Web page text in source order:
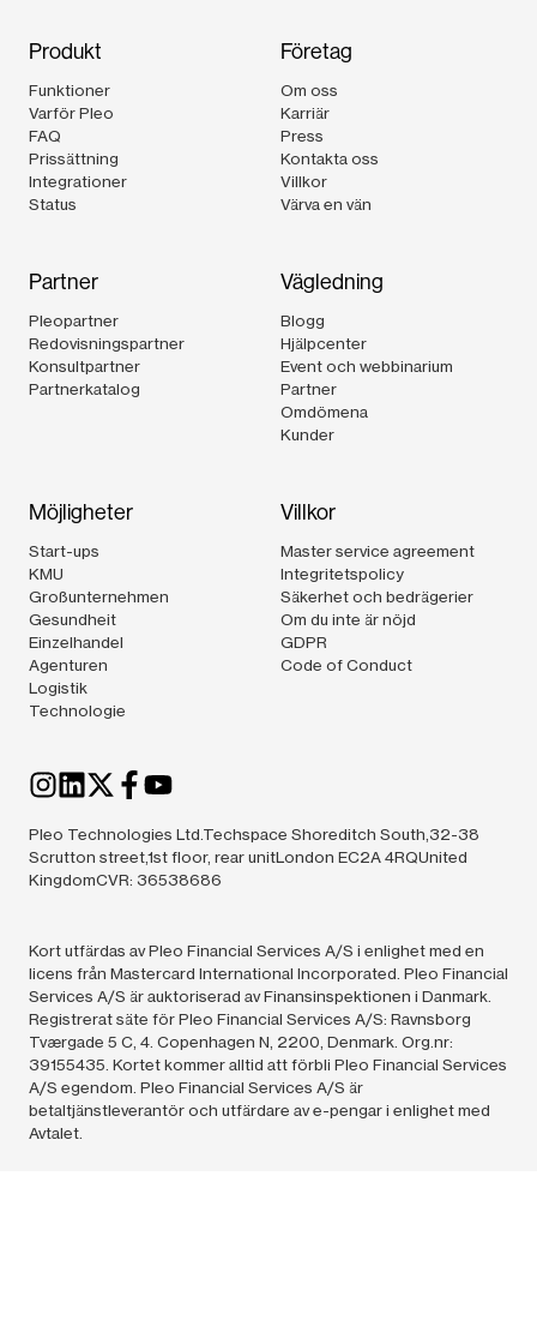
Produkt
Funktioner
Varför Pleo
FAQ
Prissättning
Integrationer
Status
Företag
Om oss
Karriär
Press
Kontakta oss
Villkor
Värva en vän
Partner
Pleopartner
Redovisningspartner
Konsultpartner
Partnerkatalog
Vägledning
Blogg
Hjälpcenter
Event och webbinarium
Partner
Omdömena
Kunder
Möjligheter
Start-ups
KMU
Großunternehmen
Gesundheit
Einzelhandel
Agenturen
Logistik
Technologie
Villkor
Master service agreement
Integritetspolicy
Säkerhet och bedrägerier
Om du inte är nöjd
GDPR
Code of Conduct
Pleo Technologies Ltd.Techspace Shoreditch South,32-38
Scrutton street,1st floor, rear unitLondon EC2A 4RQUnited
KingdomCVR: 36538686
Kort utfärdas av Pleo Financial Services A/S i enlighet med en
licens från Mastercard International Incorporated. Pleo Financial
Services A/S är auktoriserad av Finansinspektionen i Danmark.
Registrerat säte för Pleo Financial Services A/S: Ravnsborg
Tværgade 5 C, 4. Copenhagen N, 2200, Denmark. Org.nr:
39155435. Kortet kommer alltid att förbli Pleo Financial Services
A/S egendom. Pleo Financial Services A/S är
betaltjänstleverantör och utfärdare av e-pengar i enlighet med
Avtalet.